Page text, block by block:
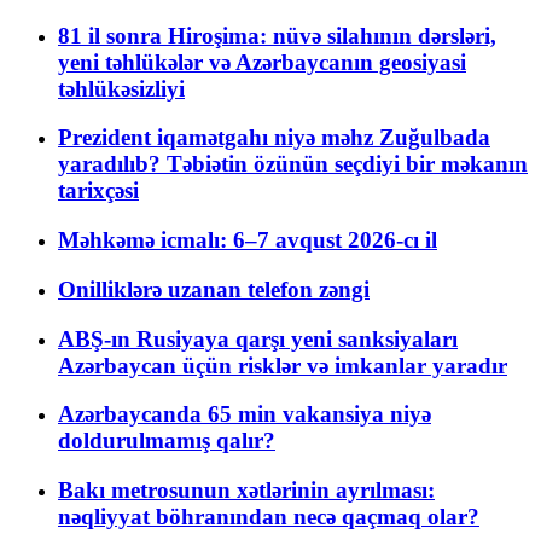
81 il sonra Hiroşima: nüvə silahının dərsləri,
yeni təhlükələr və Azərbaycanın geosiyasi
təhlükəsizliyi
Prezident iqamətgahı niyə məhz Zuğulbada
yaradılıb? Təbiətin özünün seçdiyi bir məkanın
tarixçəsi
Məhkəmə icmalı: 6–7 avqust 2026-cı il
Onilliklərə uzanan telefon zəngi
ABŞ-ın Rusiyaya qarşı yeni sanksiyaları
Azərbaycan üçün risklər və imkanlar yaradır
Azərbaycanda 65 min vakansiya niyə
doldurulmamış qalır?
Bakı metrosunun xətlərinin ayrılması:
nəqliyyat böhranından necə qaçmaq olar?